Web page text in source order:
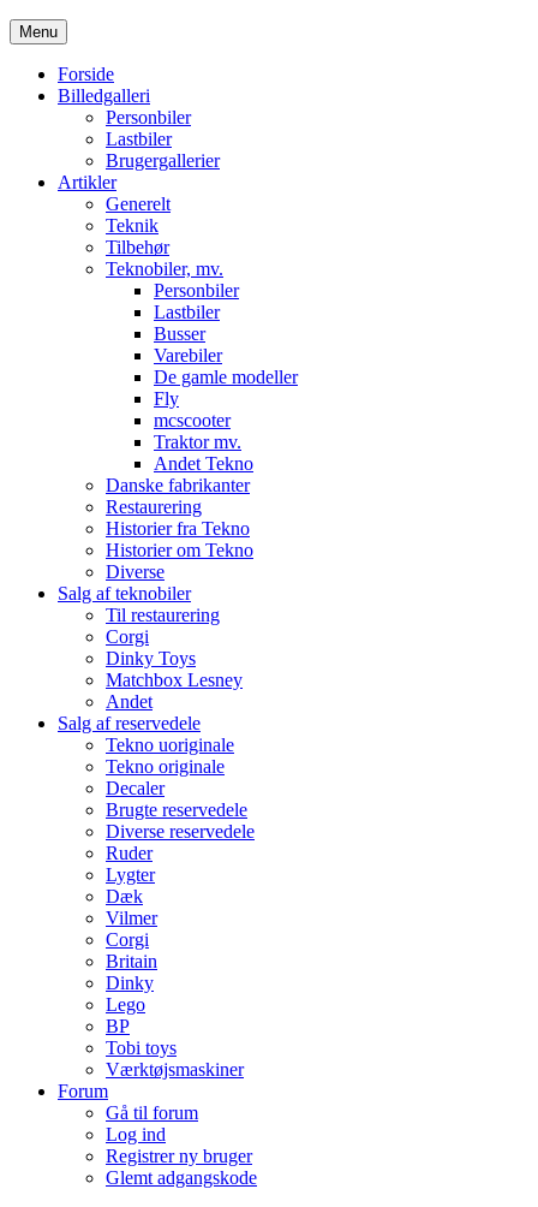
Menu
Forside
Billedgalleri
Personbiler
Lastbiler
Brugergallerier
Artikler
Generelt
Teknik
Tilbehør
Teknobiler, mv.
Personbiler
Lastbiler
Busser
Varebiler
De gamle modeller
Fly
mcscooter
Traktor mv.
Andet Tekno
Danske fabrikanter
Restaurering
Historier fra Tekno
Historier om Tekno
Diverse
Salg af teknobiler
Til restaurering
Corgi
Dinky Toys
Matchbox Lesney
Andet
Salg af reservedele
Tekno uoriginale
Tekno originale
Decaler
Brugte reservedele
Diverse reservedele
Ruder
Lygter
Dæk
Vilmer
Corgi
Britain
Dinky
Lego
BP
Tobi toys
Værktøjsmaskiner
Forum
Gå til forum
Log ind
Registrer ny bruger
Glemt adgangskode